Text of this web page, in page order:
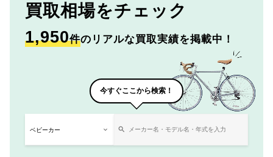
買取相場をチェック
1,950件のリアルな買取実績を掲載中！
今すぐここから検索！